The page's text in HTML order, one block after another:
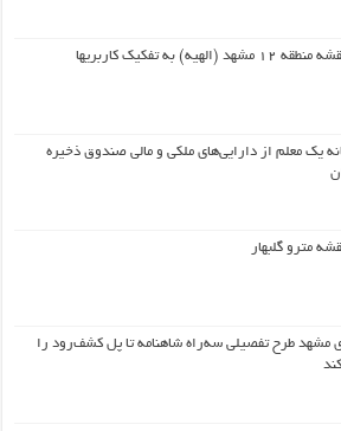
(الهیه) به تفکیک کاربریها
یک معلم از دارایی‌های ملکی و مالی صندوق ذخیره
مترو گلبهار
مشهد طرح تفصیلی سه‌راه شاهنامه تا پل کشف‌رود را